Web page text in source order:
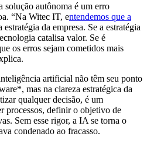
solução autônoma é um erro
“Na Witec IT, entendemos que a
estratégia da empresa. Se a estratégia
catalisa valor. Se é
os erros sejam cometidos mais
artificial não têm seu ponto
mas na clareza estratégica da
qualquer decisão, é um
processos, definir o objetivo de
Sem esse rigor, a IA se torna o
condenado ao fracasso.